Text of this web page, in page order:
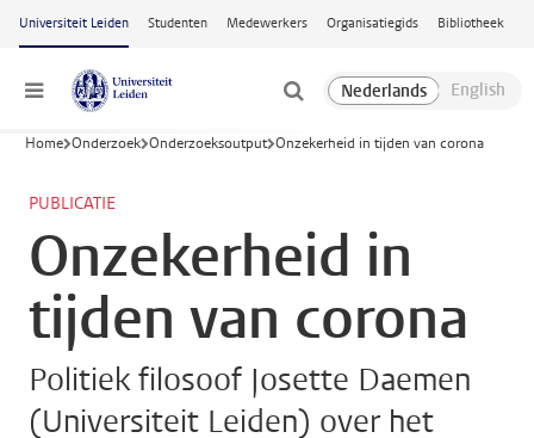
Ga naar hoofdinhoud
Universiteit Leiden Studenten Medewerkers Organisatiegids Bibliotheek
Menu
Home Onderzoek Onderzoeksoutput Onzekerheid in tijden van corona
PUBLICATIE
Onzekerheid in
tijden van corona
Politiek filosoof Josette Daemen
(Universiteit Leiden) over het